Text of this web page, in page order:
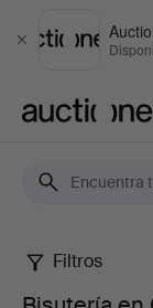
Cerrar
Bisutería
Filtros